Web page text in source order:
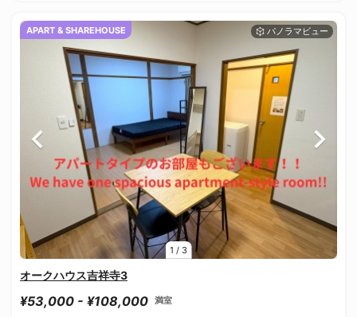
1 / 3
APART & SHAREHOUSE
オークハウス吉祥寺3
¥53,000 - ¥108,000 満室